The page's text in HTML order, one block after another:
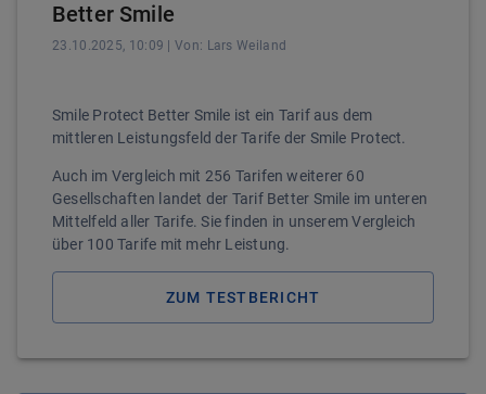
Better Smile
23.10.2025, 10:09 | Von: Lars Weiland
Smile Protect Better Smile ist ein Tarif aus dem
mittleren Leistungsfeld der Tarife der Smile Protect.
Auch im Vergleich mit 256 Tarifen weiterer 60
Gesellschaften landet der Tarif Better Smile im unteren
Mittelfeld aller Tarife. Sie finden in unserem Vergleich
über 100 Tarife mit mehr Leistung.
ZUM TESTBERICHT